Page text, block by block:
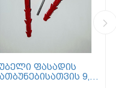
ფასადის
9,5